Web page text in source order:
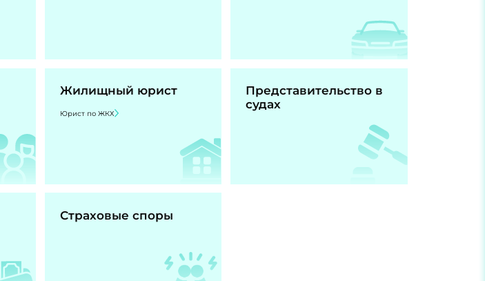
Жилищный юрист
Юрист по ЖКХ
Представительство в
судах
Страховые споры